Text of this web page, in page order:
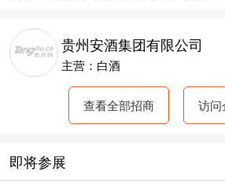
贵州安酒集团有限公司
主营：白酒
查看全部招商 访问
即将参展